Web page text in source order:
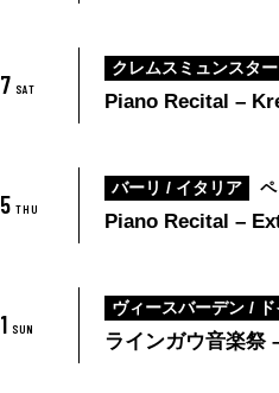
SAT
クレムスミュンスタ
Piano Recital –
THU
バーリ / イタリア
Piano Recital –
SUN
ヴィースバーデン / ド
ラインガウ音楽